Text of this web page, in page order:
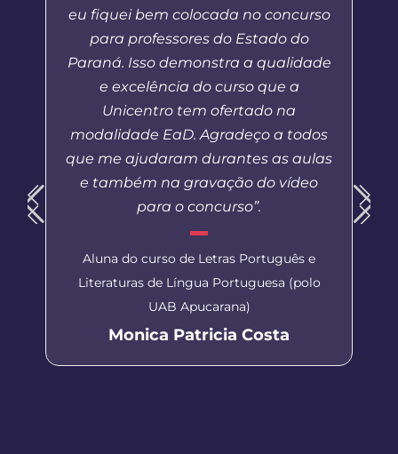
eu fiquei bem colocada no concurso
para professores do Estado do
Paraná. Isso demonstra a qualidade
e excelência do curso que a
Unicentro tem ofertado na
modalidade EaD. Agradeço a todos
que me ajudaram durantes as aulas
e também na gravação do vídeo
para o concurso”.
Aluna do curso de Letras Português e
Literaturas de Língua Portuguesa (polo
UAB Apucarana)
Monica Patricia Costa